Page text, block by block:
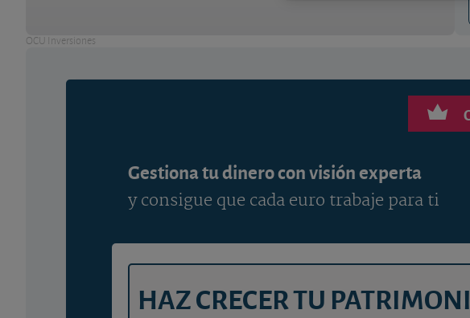
OCU Inversiones
Gestiona tu dinero con visión experta
y consigue que cada euro trabaje para ti
HAZ CRECER TU